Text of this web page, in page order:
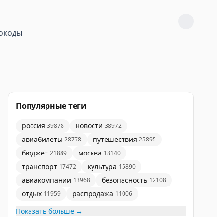
Популярные теги
россия 39878 новости 38972
авиабилеты 28778 путешествия 25895
бюджет 21889 москва 18140
транспорт 17472 культура 15890
авиакомпании 13968 безопасность 12108
отдых 11959 распродажа 11006
Показать больше →